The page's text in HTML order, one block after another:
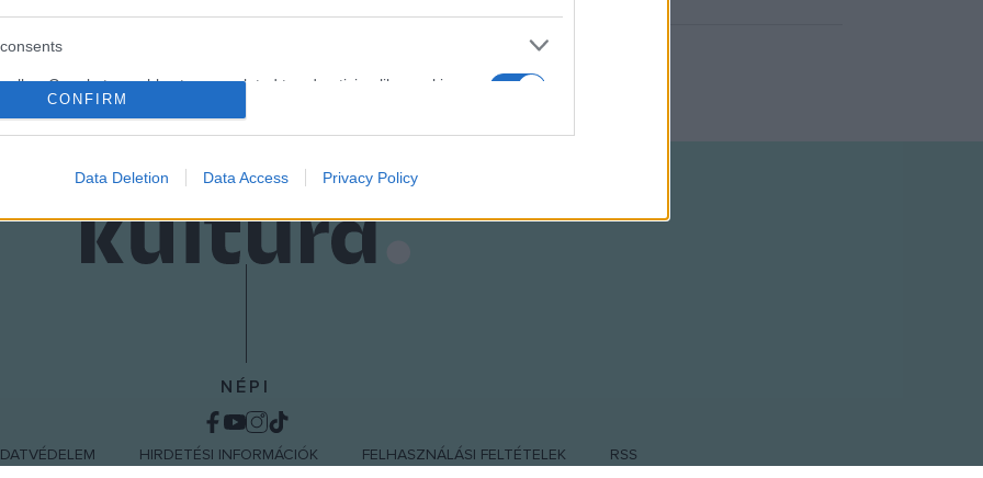
allow Google to enable storage related to advertising like cookies on
identifiers in apps.
allow Google to send me personalized advertising.
allow Google to enable storage related to personalization.
allow Google to enable storage related to security, including
CONFIRM
Data Deletion Data Access Privacy Policy
NÉPI
HIRDETÉSI INFORMÁCIÓK FELHASZNÁLÁSI FELTÉTELEK RSS